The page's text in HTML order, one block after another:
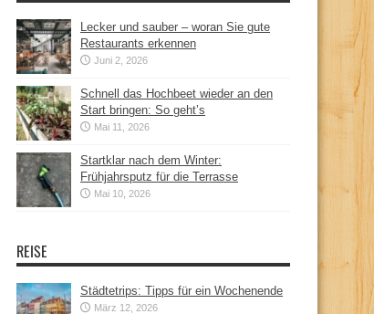
Lecker und sauber – woran Sie gute
Restaurants erkennen
Juni 2, 2026
Schnell das Hochbeet wieder an den
Start bringen: So geht’s
Mai 11, 2026
Startklar nach dem Winter:
Frühjahrsputz für die Terrasse
Mai 10, 2026
REISE
Städtetrips: Tipps für ein Wochenende
März 12, 2026